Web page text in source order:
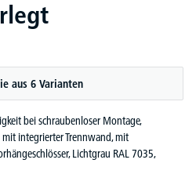
aus 6 Varianten
bei schraubenloser Montage,
integrierter Trennwand, mit
Lichtgrau RAL 7035,